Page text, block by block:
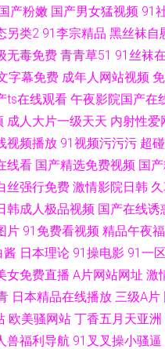
产粉嫩 国产男女猛视频 91
另类2 91李宗精品 黑丝袜自
无毒免费 青青草51 91丝袜
字幕免费 成年人网站视频
ts在线观看 午夜影院国产在
成人大片一级天天 内射性爱
视频播放 91视频污污污 超
线看 国产精选免费视频 国
丝强行免费 激情影院日韩
韩成人极品视频 国产在线诱
片 91免费看视频 精品午夜
酱 日本理论 91操电影 91一区
女免费直播 A片网站网址 激
日本精品在线播放 三级A片
欧美骚网站 丁香五月天亚洲
兽福利导航 91叉叉操小骚逼